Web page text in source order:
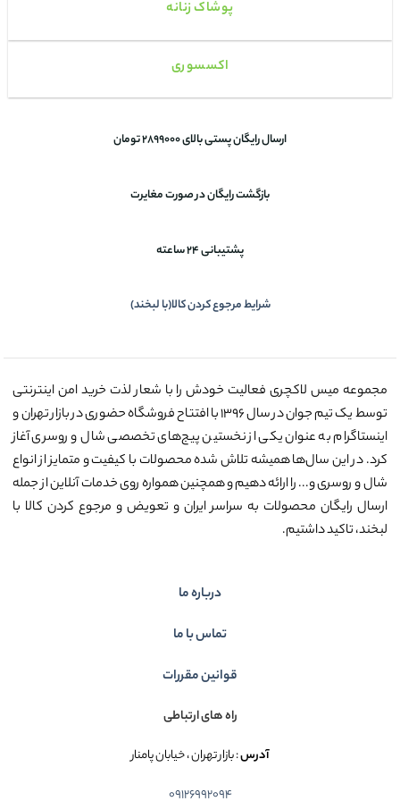
پوشاک زنانه
اکسسوری
ارسال رایگان پستی بالای 2899000 تومان
بازگشت رایگان در صورت مغایرت
پشتیبانی 24 ساعته
شرایط مرجوع کردن کالا(با لبخند)
مجموعه میس لاکچری فعالیت خودش را با شعار لذت خرید امن اینترنتی
توسط یک تیم جوان در سال ۱۳۹۶ با افتتاح فروشگاه حضوری در بازار تهران و
اینستاگرام به عنوان یکی از نخستین پیج‌های تخصصی شال و روسری آغاز
کرد. در این سال‌ها همیشه تلاش شده محصولات با کیفیت و متمایز از انواع
شال و روسری و... را ارائه دهیم و همچنین همواره روی خدمات آنلاین از جمله
ارسال رایگان محصولات به سراسر ایران و تعویض و مرجوع کردن کالا با
لبخند، تاکید داشتیم.
درباره ما
تماس با ما
قوانین مقررات
راه های ارتباطی
آدرس: بازار تهران ، خیابان پامنار
09126992094